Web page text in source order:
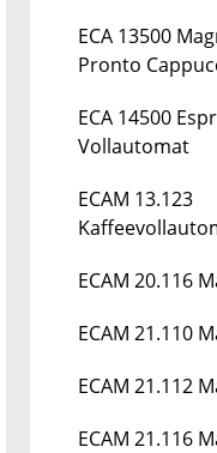
ECA 13500
Pronto
ECA 14500
Vollautomat
ECAM 13.123
ECAM 20.116
ECAM 21.110
ECAM 21.112
ECAM 21.116